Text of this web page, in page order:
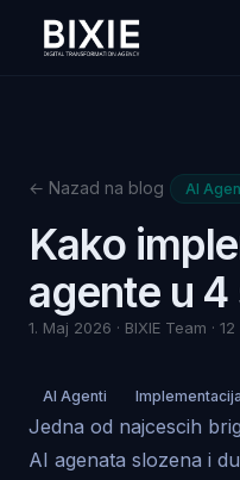
← Nazad na blog AI
Kako
agente u
1. Maj 2026 · BIXIE Team ·
AI Agenti Implementacija
Jedna od najcescih
AI agenata slozena i